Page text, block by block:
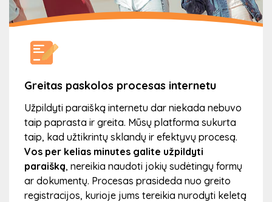
Greitas paskolos procesas internetu
Užpildyti paraišką internetu dar niekada nebuvo
taip paprasta ir greita. Mūsų platforma sukurta
taip, kad užtikrintų sklandų ir efektyvų procesą.
Vos per kelias minutes galite užpildyti
paraišką, nereikia naudoti jokių sudėtingų formų
ar dokumentų. Procesas prasideda nuo greito
registracijos, kurioje jums tereikia nurodyti keletą